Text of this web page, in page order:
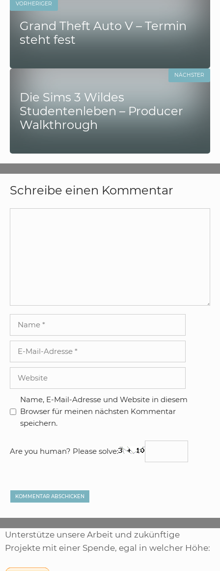
VORHERIGER
Grand Theft Auto V – Termin
steht fest
Die Sims 3 Wildes
Studentenleben – Producer
Walkthrough
NÄCHSTER
Schreibe einen Kommentar
Adresse
Name, E-Mail-Adresse und Website in diesem
Browser für meinen nächsten Kommentar
speichern.
Are you human? Please solve:
Unterstütze unsere Arbeit und zukünftige
Projekte mit einer Spende, egal in welcher Höhe: